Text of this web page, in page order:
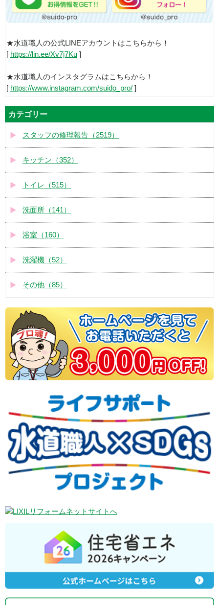
★水道職人の公式LINEアカウントはこちらから！
[ https://lin.ee/Xv7j7Ku ]
★水道職人のインスタグラムはこちらから！
[ https://www.instagram.com/suido_pro/ ]
カテゴリー
スタッフの修理報告（2519）
キッチン（352）
トイレ（515）
洗面所（141）
浴室（160）
洗濯機（52）
その他（85）